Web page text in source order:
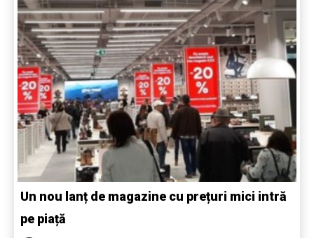
Un nou lanț de magazine cu prețuri mici intră
pe piață